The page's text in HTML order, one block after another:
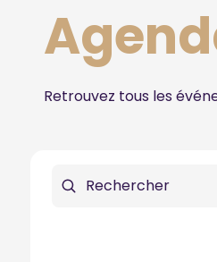
Retrouvez tous les